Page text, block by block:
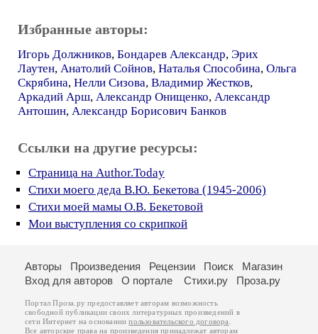
Избранные авторы:
Игорь Должников, Бондарев Александр, Эрих
Лаутен, Анатолий Сойнов, Наталья Способина, Ольга
Скрябина, Нелли Сизова, Владимир Жестков,
Аркадий Арш, Александр Онищенко, Александр
Антошин, Александр Борисович Банков
Ссылки на другие ресурсы:
Страница на Author.Today
Стихи моего деда В.Ю. Бекетова (1945-2006)
Стихи моей мамы О.В. Бекетовой
Мои выступления со скрипкой
Авторы Произведения Рецензии Поиск
Магазин
Вход для авторов
О портале Стихи.ру Проза.ру
Портал Проза.ру предоставляет авторам возможность
свободной публикации своих литературных произведений в
сети Интернет на основаниипользовательского договора
Все авторские права на произведения принадлежат авторам